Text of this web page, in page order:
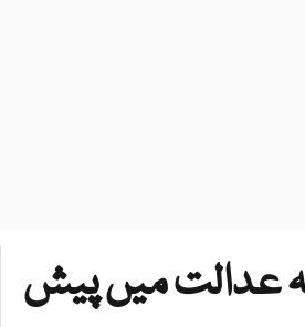
عدالت میں پیش